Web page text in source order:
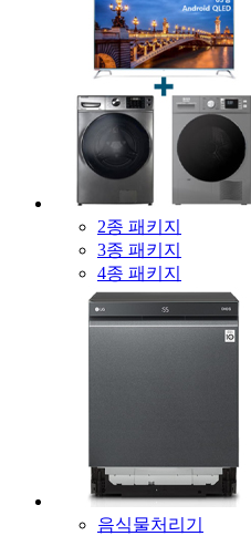
2종 패키지
3종 패키지
4종 패키지
음식물처리기